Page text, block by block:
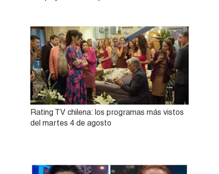
Rating TV chilena: los programas más vistos
del martes 4 de agosto